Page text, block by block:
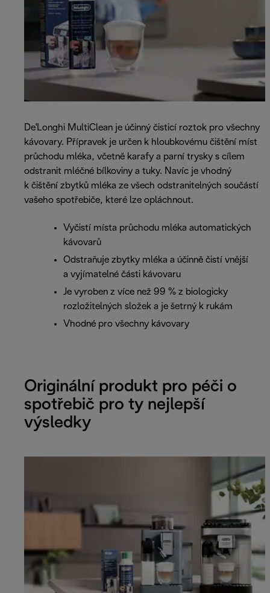
De'Longhi MultiClean je účinný čisticí roztok pro všechny
kávovary. Přípravek je určen k hloubkovému čištění míst
průchodu mléka, včetně karafy a parní trysky s cílem
odstranit mléčné bílkoviny a tuky. Navíc je vhodný
k čištění zbytků mléka ze všech odstranitelných součástí
vašeho spotřebiče, které lze opláchnout.
Vyčistí místa průchodu mléka automatických
kávovarů
Odstraňuje zbytky mléka a účinně čistí vnější
a vyjímatelné části kávovaru
Je vyroben z více než 99 % z biologicky
rozložitelných složek a je šetrný k rukám
Vhodné pro všechny kávovary
Originální produkt pro péči o
spotřebič pro ty nejlepší
výsledky